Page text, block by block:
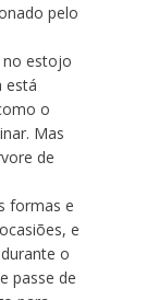
pelo
no estojo
está
o
Mas
de
formas e
e
o
passe de